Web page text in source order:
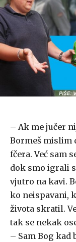
– Ak me jučer
Bormeš mislim
fčera. Već sam
dok smo igrali
vjutro na kavi.
ko neispavani,
života skratil.
tak se nekak
– Sam Bog kad